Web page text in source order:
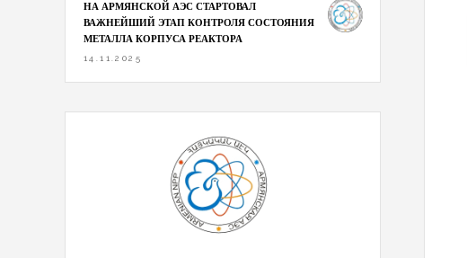
НА АРМЯНСКОЙ АЭС СТАРТОВАЛ
ВАЖНЕЙШИЙ ЭТАП КОНТРОЛЯ СОСТОЯНИЯ
МЕТАЛЛА КОРПУСА РЕАКТОРА
14.11.2025